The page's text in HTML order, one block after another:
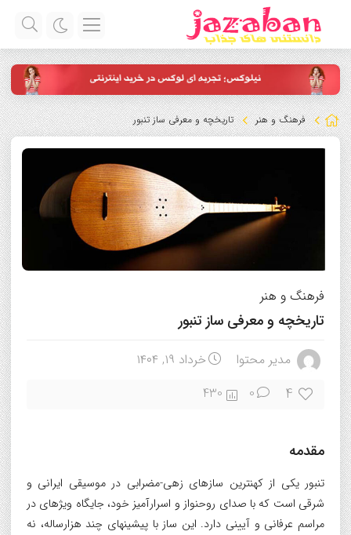
فرهنگ و هنر تاریخچه و معرفی ساز تنبور
فرهنگ و هنر
تاریخچه و معرفی ساز تنبور
مدیر محتوا خرداد ۱۹, ۱۴۰۴
4
0
430
مقدمه
تنبور یکی از کهنترین سازهای زهی-مضرابی در موسیقی ایرانی و
شرقی است که با صدای روحنواز و اسرارآمیز خود، جایگاه ویژهای در
مراسم عرفانی و آیینی دارد. این ساز با پیشینهای چند هزارساله، نه